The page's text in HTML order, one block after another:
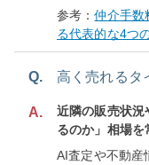
参考：仲介手数
る代表的な4つ
Q. 高く売れるタ
A.
近隣の販売状況
るのか」相場を
AI査定や不動産